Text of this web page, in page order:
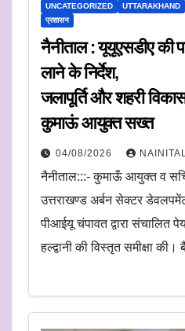
UNCATEGORIZED
UTTARAKHAND
प्रशासन
नैनीताल : यूयूएसडीए की
लाने के निर्देश,
जलापूर्ति और शहरी
कुमाऊं आयुक्त सख्त
04/08/2026
नैनीताल:::- कुमाऊँ आयुक्त व
उत्तराखण्ड अर्बन सेक्टर
पीआईयू चंपावत द्वारा संचालित
हल्द्वानी की विस्तृत समीक्षा